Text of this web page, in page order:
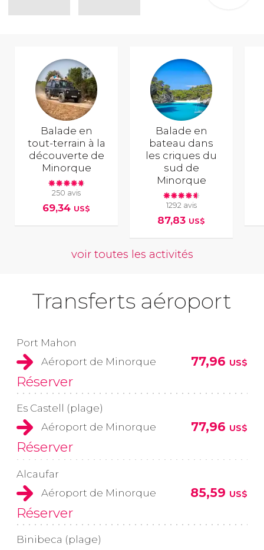
Balade en
tout-terrain à la
découverte de
Minorque
250 avis
69,34 US$
Balade en
bateau dans
les criques du
sud de
Minorque
1292 avis
87,83 US$
voir toutes les activités
Transferts aéroport
Port Mahon
Aéroport de Minorque
77,96 US$
Réserver
Es Castell (plage)
Aéroport de Minorque
77,96 US$
Réserver
Alcaufar
Aéroport de Minorque
85,59 US$
Réserver
Binibeca (plage)